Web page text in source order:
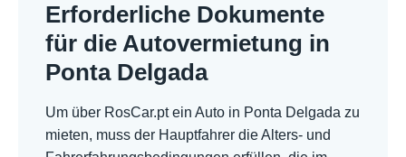
Erforderliche Dokumente
für die Autovermietung in
Ponta Delgada
Um über RosCar.pt ein Auto in Ponta Delgada zu
mieten, muss der Hauptfahrer die Alters- und